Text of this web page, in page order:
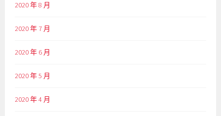
2020 年 8 月
2020 年 7 月
2020 年 6 月
2020 年 5 月
2020 年 4 月